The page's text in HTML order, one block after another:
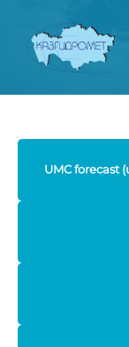
UMC forecast